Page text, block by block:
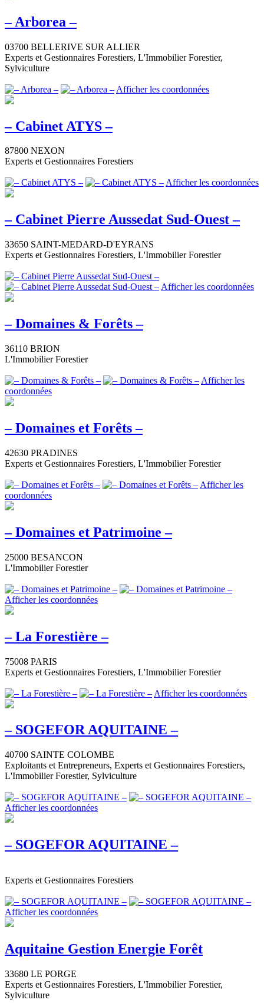
– Arborea –
03700 BELLERIVE SUR ALLIER
Experts et Gestionnaires Forestiers, L'Immobilier Forestier,
Sylviculture
Afficher les coordonnées
– Cabinet ATYS –
87800 NEXON
Experts et Gestionnaires Forestiers
Afficher les coordonnées
– Cabinet Pierre Aussedat Sud-Ouest –
33650 SAINT-MEDARD-D'EYRANS
Experts et Gestionnaires Forestiers, L'Immobilier Forestier
Afficher les coordonnées
– Domaines & Forêts –
36110 BRION
L'Immobilier Forestier
Afficher les
coordonnées
– Domaines et Forêts –
42630 PRADINES
Experts et Gestionnaires Forestiers, L'Immobilier Forestier
Afficher les
coordonnées
– Domaines et Patrimoine –
25000 BESANCON
L'Immobilier Forestier
Afficher les coordonnées
– La Forestière –
75008 PARIS
Experts et Gestionnaires Forestiers, L'Immobilier Forestier
Afficher les coordonnées
– SOGEFOR AQUITAINE –
40700 SAINTE COLOMBE
Exploitants et Entrepreneurs, Experts et Gestionnaires Forestiers,
L'Immobilier Forestier, Sylviculture
Afficher les coordonnées
– SOGEFOR AQUITAINE –
Experts et Gestionnaires Forestiers
Afficher les coordonnées
Aquitaine Gestion Energie Forêt
33680 LE PORGE
Experts et Gestionnaires Forestiers, L'Immobilier Forestier,
Sylviculture